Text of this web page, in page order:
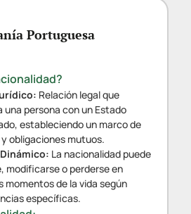
Portuguesa
Relación legal que
una persona con un Estado
estableciendo un marco de
obligaciones mutuos.
La nacionalidad puede
modificarse o perderse en
momentos de la vida según
específicas.